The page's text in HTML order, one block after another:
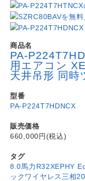
商品名
PA-
用エアコン
天井吊形 同時
型番
PA-P224T7HDNCX
販売価格
660,000円(税込)
タグ
8.0馬力 R32XEPHY
ックワイヤレス 三相